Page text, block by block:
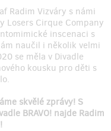
Radim Vizváry s námi
Losers Cirque Company
inscenaci s
naučil i několik velmi
se měla v Divadle
kousku pro děti s
skvělé zprávy! S
BRAVO! najde Radim